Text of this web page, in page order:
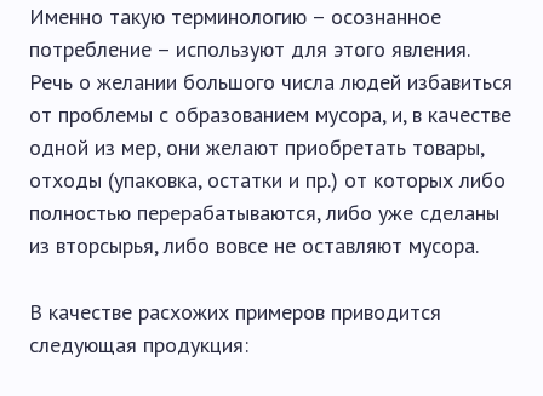
Именно такую терминологию – осознанное
потребление – используют для этого явления.
Речь о желании большого числа людей избавиться
от проблемы с образованием мусора, и, в качестве
одной из мер, они желают приобретать товары,
отходы (упаковка, остатки и пр.) от которых либо
полностью перерабатываются, либо уже сделаны
из вторсырья, либо вовсе не оставляют мусора.
В качестве расхожих примеров приводится
следующая продукция: